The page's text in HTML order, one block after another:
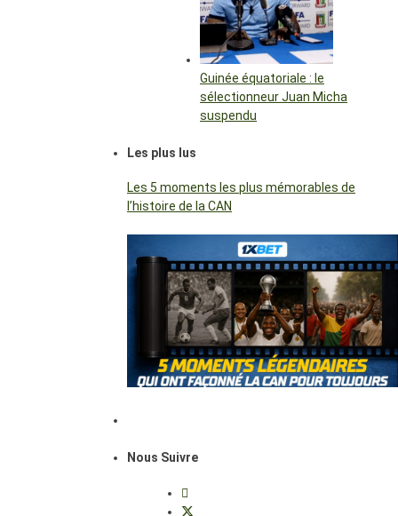
Guinée équatoriale : le
sélectionneur Juan Micha
suspendu
Les plus lus
Les 5 moments les plus mémorables de
l’histoire de la CAN
Nous Suivre